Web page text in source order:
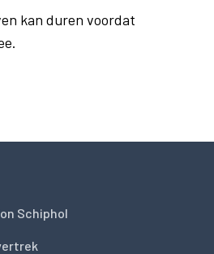
kan duren voordat
Schiphol